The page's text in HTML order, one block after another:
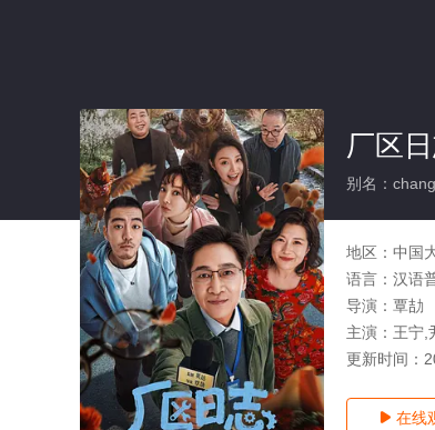
厂区
别名：
地区： 中国
语言： 汉语
导演： 覃劼
主演： 王宁,
更新时间：
 在线